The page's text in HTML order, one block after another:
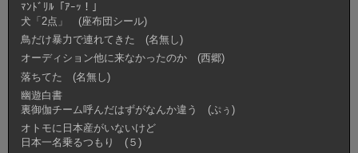
ﾏﾝﾄﾞﾘﾙ「ｱｰｯ！」
犬「2点」 (座布団シール)
鳥だけ暴力で連れてきた (名無し)
オーディション他に来なかったのか (西郷)
落ちてた (名無し)
幽遊白書
裏御伽チーム呼んだはずがなんか違う (ぷぅ)
オトモに日本産がいないけど
日本一名乗るつもり (５)